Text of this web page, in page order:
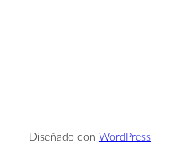
Diseñado con WordPress